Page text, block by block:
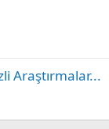
Araştırmalar...